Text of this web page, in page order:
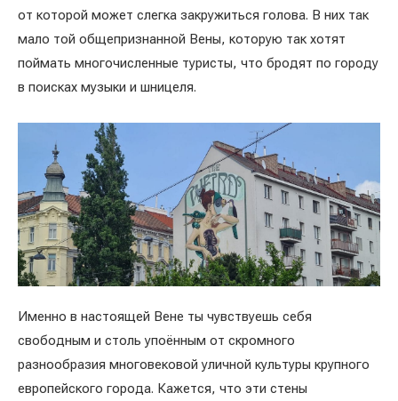
от которой может слегка закружиться голова. В них так
мало той общепризнанной Вены, которую так хотят
поймать многочисленные туристы, что бродят по городу
в поисках музыки и шницеля.
Именно в настоящей Вене ты чувствуешь себя
свободным и столь упоённым от скромного
разнообразия многовековой уличной культуры крупного
европейского города. Кажется, что эти стены